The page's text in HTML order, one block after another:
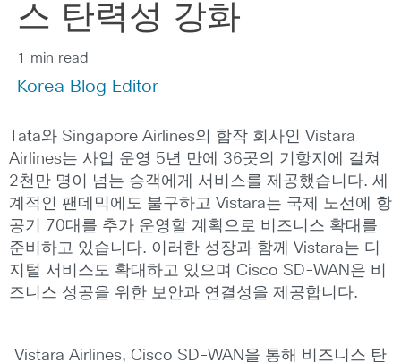
스 탄력성 강화
1 min read
Korea Blog Editor
Tata와 Singapore Airlines의 합작 회사인 Vistara
Airlines는 사업 운영 5년 만에 36곳의 기항지에 걸쳐
2천만 명이 넘는 승객에게 서비스를 제공했습니다. 세
계적인 팬데믹에도 불구하고 Vistara는 국제 노선에 항
공기 70대를 추가 운영할 계획으로 비즈니스 확대를
준비하고 있습니다. 이러한 성장과 함께 Vistara는 디
지털 서비스도 확대하고 있으며 Cisco SD-WAN은 비
즈니스 성공을 위한 보안과 연결성을 제공합니다.
Vistara Airlines, Cisco SD-WAN을 통해 비즈니스 탄